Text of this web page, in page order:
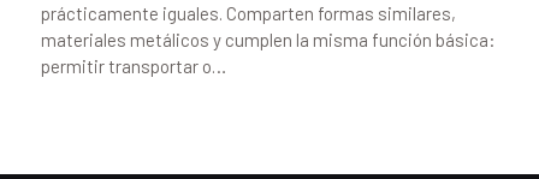
prácticamente iguales. Comparten formas similares,
materiales metálicos y cumplen la misma función básica:
permitir transportar o…